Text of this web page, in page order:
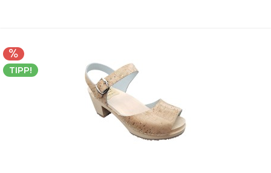
TIPP!